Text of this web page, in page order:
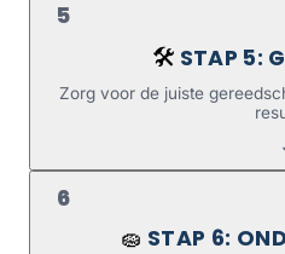
5
🛠️ STAP 5:
Zorg voor de juiste
6
🧽 STAP 6: